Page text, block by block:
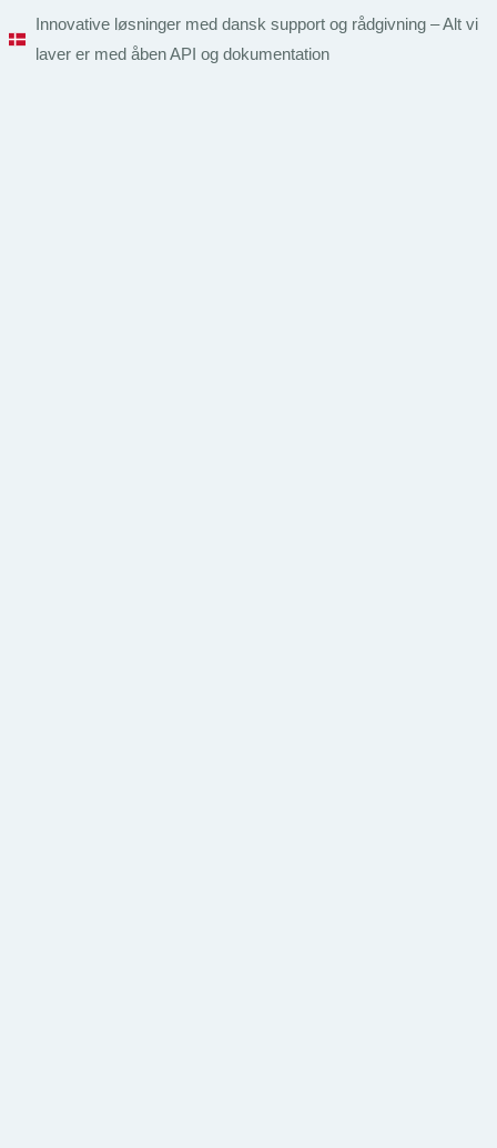
Videre
til
Innovative løsninger med dansk support og rådgivning – Alt vi
laver er med åben API og dokumentation